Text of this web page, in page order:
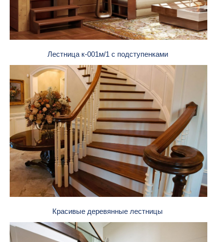
Лестница к-001м/1 с подступенками
Красивые деревянные лестницы